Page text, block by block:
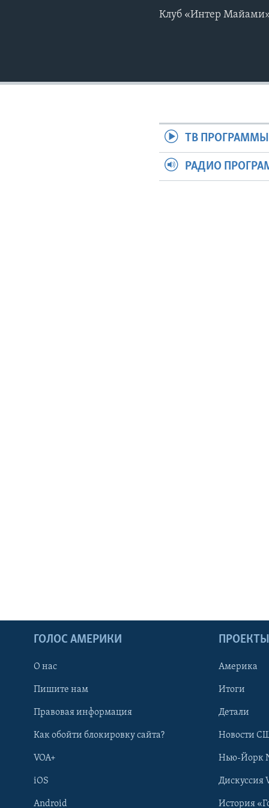
Клуб «Интер Майами»
ТВ ПРОГРАММЫ
РАДИО
ГОЛОС АМЕРИКИ
О нас
Пишите нам
Правовая информация
Как обойти блокировку сайта?
VOA+
iOS
Android
ПРОЕКТЫ
Америка
Итоги
Детали
Новости
Нью-Йорк
Дискуссия
История